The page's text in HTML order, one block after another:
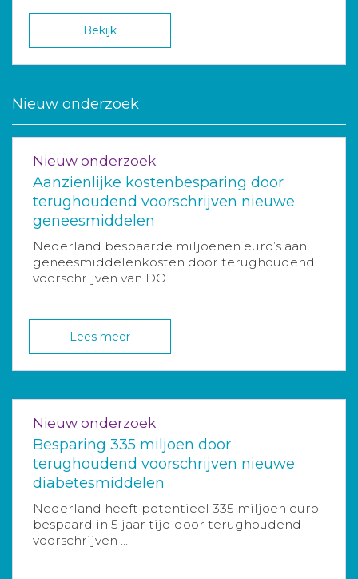
Bekijk
Nieuw onderzoek
Nieuw onderzoek
Aanzienlijke kostenbesparing door
terughoudend voorschrijven nieuwe
geneesmiddelen
Nederland bespaarde miljoenen euro’s aan
geneesmiddelenkosten door terughoudend
voorschrijven van DO...
Lees meer
Nieuw onderzoek
Besparing 335 miljoen door
terughoudend voorschrijven nieuwe
diabetesmiddelen
Nederland heeft potentieel 335 miljoen euro
bespaard in 5 jaar tijd door terughoudend
voorschrijven ...